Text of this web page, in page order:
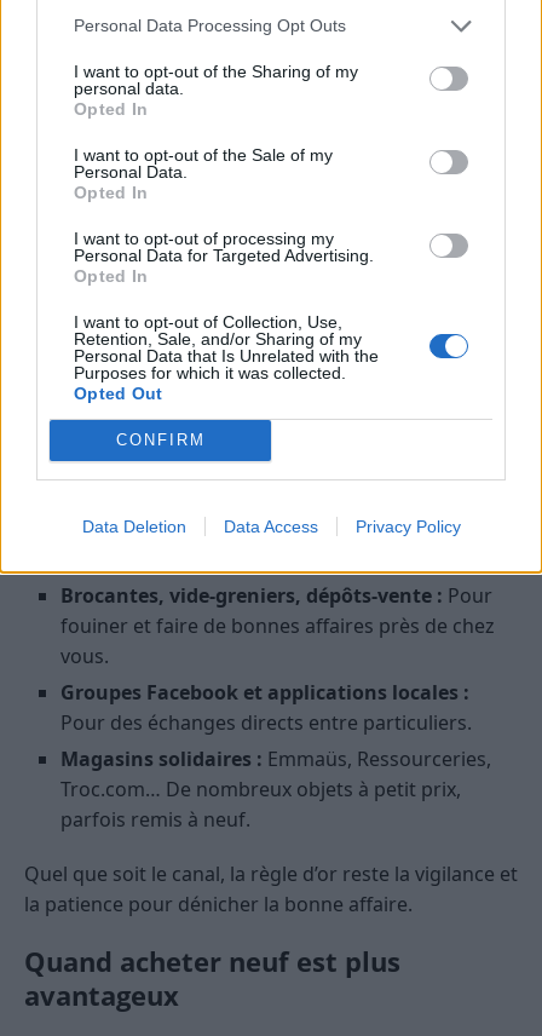
Personal Data Processing Opt Outs
I want to opt-out of the Sharing of my
personal data.
Opted In
I want to opt-out of the Sale of my
Personal Data.
Opted In
I want to opt-out of processing my
Personal Data for Targeted Advertising.
Opted In
I want to opt-out of Collection, Use,
Retention, Sale, and/or Sharing of my
Personal Data that Is Unrelated with the
Purposes for which it was collected.
Opted Out
CONFIRM
Data Deletion Data Access Privacy Policy
encadrés.
Comparez les prix :Regardez le prix du neuf
pour juger de la remise réelle.
notice ou boîte d’origine sont des plus.
Privilégiez le local :
de l’essayer et d’éviter les mauvaises surprises
liées à la livraison.
Les plateformes et lieux pour
acheter d’occasion
Vous pouvez acheter d’occasion en ligne ou en
physique :
Market (pour le reconditionné), Recommerce,
Brocantes, vide-greniers, dépôts-vente : Pour
fouiner et faire de bonnes affaires près de chez
vous.
Groupes Facebook et applications locales :
Pour des échanges directs entre particuliers.
Magasins solidaires : Emmaüs, Ressourceries,
Troc.com… De nombreux objets à petit prix,
parfois remis à neuf.
Quel que soit le canal, la règle d’or reste la vigilance et
la patience pour dénicher la bonne affaire.
Quand acheter neuf est plus
avantageux